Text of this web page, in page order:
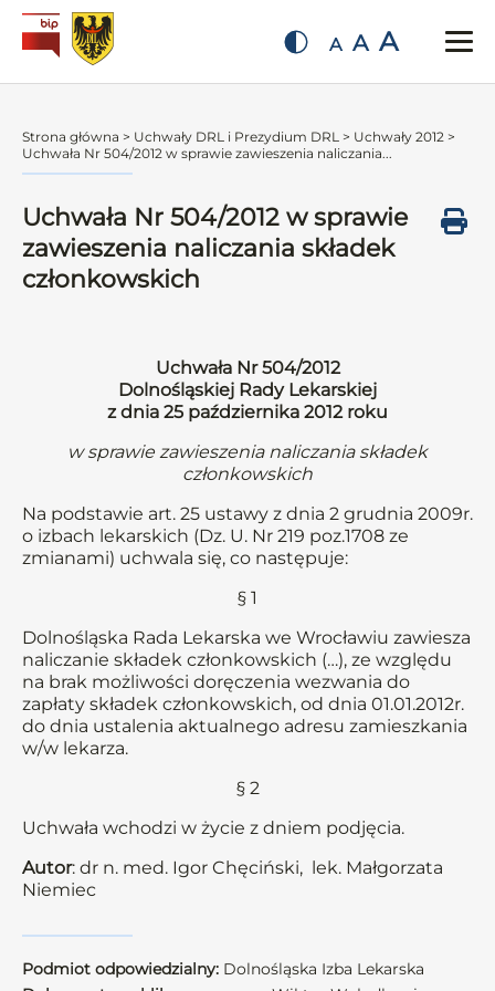
A A A
Strona główna > Uchwały DRL i Prezydium DRL > Uchwały 2012 >
Uchwała Nr 504/2012 w sprawie zawieszenia naliczania...
Uchwała Nr 504/2012 w sprawie
zawieszenia naliczania składek
członkowskich
Uchwała Nr 504/2012
Dolnośląskiej Rady Lekarskiej
z dnia 25 października 2012 roku
w sprawie zawieszenia naliczania składek
członkowskich
Na podstawie art. 25 ustawy z dnia 2 grudnia 2009r.
o izbach lekarskich (Dz. U. Nr 219 poz.1708 ze
zmianami) uchwala się, co następuje:
§ 1
Dolnośląska Rada Lekarska we Wrocławiu zawiesza
naliczanie składek członkowskich (…), ze względu
na brak możliwości doręczenia wezwania do
zapłaty składek członkowskich, od dnia 01.01.2012r.
do dnia ustalenia aktualnego adresu zamieszkania
w/w lekarza.
§ 2
Uchwała wchodzi w życie z dniem podjęcia.
Autor: dr n. med. Igor Chęciński, lek. Małgorzata
Niemiec
Podmiot odpowiedzialny: Dolnośląska Izba Lekarska